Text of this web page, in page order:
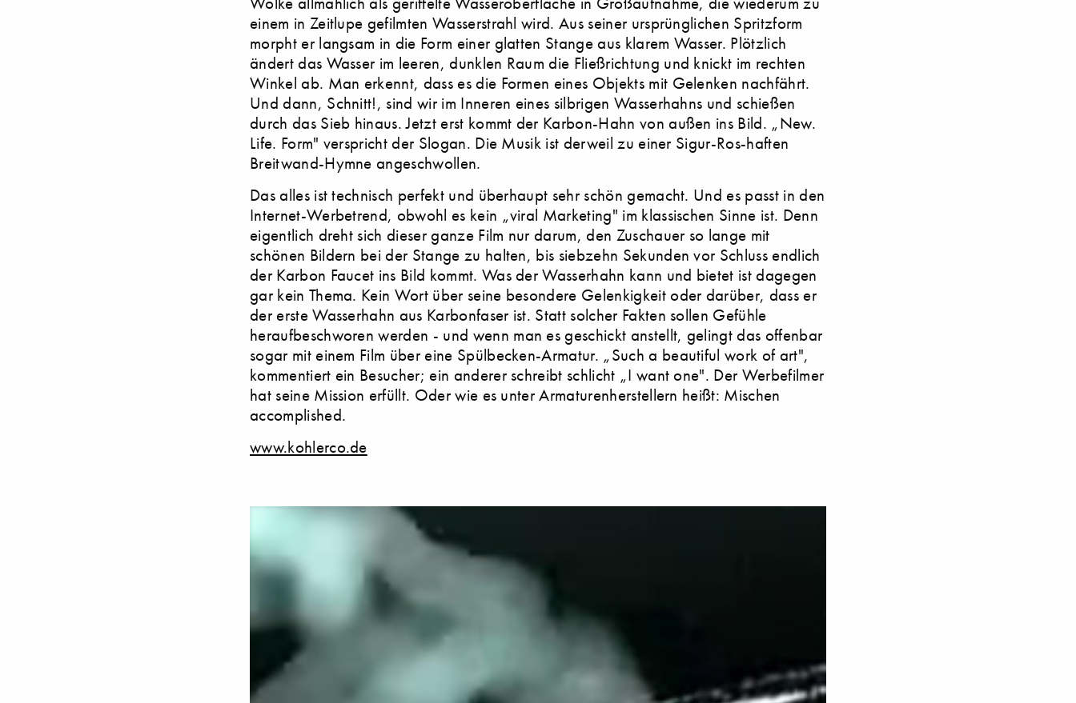
einem in Zeitlupe gefilmten Wasserstrahl wird. Aus seiner ursprünglichen Spritzform
morpht er langsam in die Form einer glatten Stange aus klarem Wasser. Plötzlich
ändert das Wasser im leeren, dunklen Raum die Fließrichtung und knickt im rechten
Winkel ab. Man erkennt, dass es die Formen eines Objekts mit Gelenken nachfährt.
Und dann, Schnitt!, sind wir im Inneren eines silbrigen Wasserhahns und schießen
durch das Sieb hinaus. Jetzt erst kommt der Karbon-Hahn von außen ins Bild. „New.
Life. Form" verspricht der Slogan. Die Musik ist derweil zu einer Sigur-Ros-haften
Breitwand-Hymne angeschwollen.
Das alles ist technisch perfekt und überhaupt sehr schön gemacht. Und es passt in den
Internet-Werbetrend, obwohl es kein „viral Marketing" im klassischen Sinne ist. Denn
eigentlich dreht sich dieser ganze Film nur darum, den Zuschauer so lange mit
schönen Bildern bei der Stange zu halten, bis siebzehn Sekunden vor Schluss endlich
der Karbon Faucet ins Bild kommt. Was der Wasserhahn kann und bietet ist dagegen
gar kein Thema. Kein Wort über seine besondere Gelenkigkeit oder darüber, dass er
der erste Wasserhahn aus Karbonfaser ist. Statt solcher Fakten sollen Gefühle
heraufbeschworen werden - und wenn man es geschickt anstellt, gelingt das offenbar
sogar mit einem Film über eine Spülbecken-Armatur. „Such a beautiful work of art",
kommentiert ein Besucher; ein anderer schreibt schlicht „I want one". Der Werbefilmer
hat seine Mission erfüllt. Oder wie es unter Armaturenherstellern heißt: Mischen
accomplished.
www.kohlerco.de